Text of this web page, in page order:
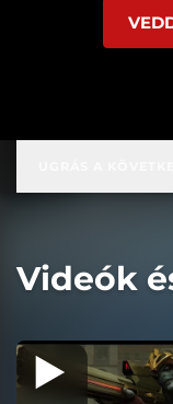
Videók